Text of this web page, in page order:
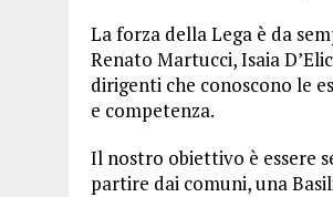
La forza della Lega è da
Renato Martucci, Isaia
dirigenti che conoscono le
e competenza.
Il nostro obiettivo è essere
partire dai comuni, una